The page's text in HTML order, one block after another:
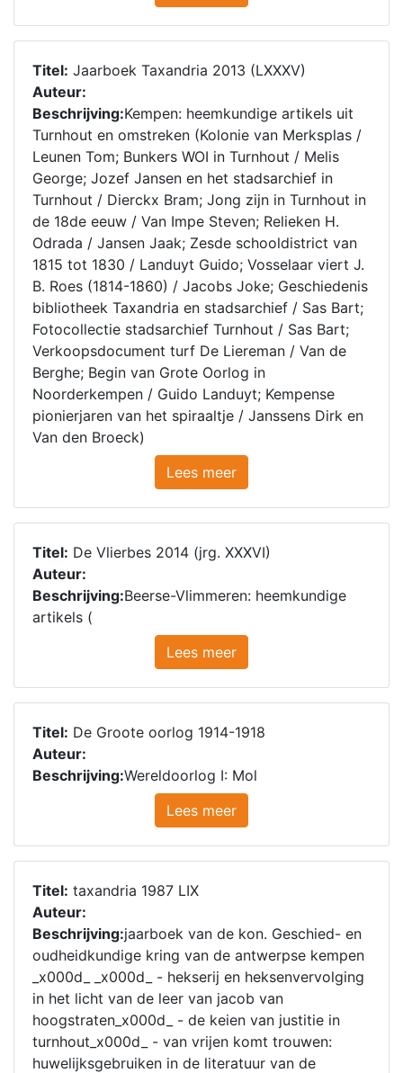
Titel: Jaarboek Taxandria 2013 (LXXXV)
Auteur:
Beschrijving:Kempen: heemkundige artikels uit
Turnhout en omstreken (Kolonie van Merksplas /
Leunen Tom; Bunkers WOI in Turnhout / Melis
George; Jozef Jansen en het stadsarchief in
Turnhout / Dierckx Bram; Jong zijn in Turnhout in
de 18de eeuw / Van Impe Steven; Relieken H.
Odrada / Jansen Jaak; Zesde schooldistrict van
1815 tot 1830 / Landuyt Guido; Vosselaar viert J.
B. Roes (1814-1860) / Jacobs Joke; Geschiedenis
bibliotheek Taxandria en stadsarchief / Sas Bart;
Fotocollectie stadsarchief Turnhout / Sas Bart;
Verkoopsdocument turf De Liereman / Van de
Berghe; Begin van Grote Oorlog in
Noorderkempen / Guido Landuyt; Kempense
pionierjaren van het spiraaltje / Janssens Dirk en
Van den Broeck)
Lees meer
Titel: De Vlierbes 2014 (jrg. XXXVI)
Auteur:
Beschrijving:Beerse-Vlimmeren: heemkundige
artikels (
Lees meer
Titel: De Groote oorlog 1914-1918
Auteur:
Beschrijving:Wereldoorlog I: Mol
Lees meer
Titel: taxandria 1987 LIX
Auteur:
Beschrijving:jaarboek van de kon. Geschied- en
oudheidkundige kring van de antwerpse kempen
_x000d_ _x000d_ - hekserij en heksenvervolging
in het licht van de leer van jacob van
hoogstraten_x000d_ - de keien van justitie in
turnhout_x000d_ - van vrijen komt trouwen:
huwelijksgebruiken in de literatuur van de